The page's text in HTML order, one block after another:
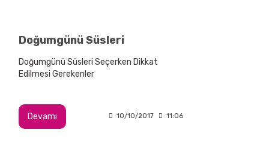
Doğumgünü Süsleri
Doğumgünü Süsleri Seçerken Dikkat
Edilmesi Gerekenler
Devamı 10/10/2017 11:06